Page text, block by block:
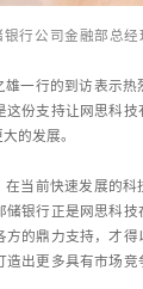
银行 公司金融部总
雄一行的到访表示
这份支持让网思科
的发展。
在当前快速发展的
储银行正是网思科
的鼎力支持，才得
造出更多具有市场